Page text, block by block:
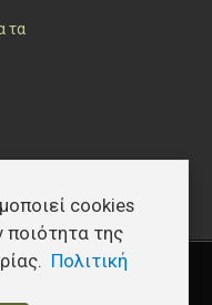
τα
cookies
ποιότητα της
Πολιτική